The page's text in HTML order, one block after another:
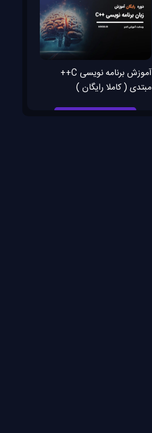
آموزش برنامه نویسی C++
مبتدی ( کاملا رایگان )